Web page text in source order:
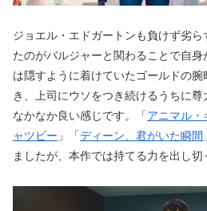
ジョエル・エドガートンも負けず劣
たのがバルジャーと関わることで自
は隠すように着けていたゴールドの
き、上司にウソをつき続けるうちに尊
なかなか良い感じです。「アニマル・
ャツビー 」「ディーン、君がいた瞬間
ましたが、本作では持てる力を出し切